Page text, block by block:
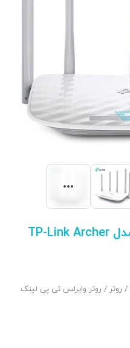
روتر وایرلس تی پی لینک مدل TP-Link Archer
/ روتر / روتر وایرلس تی پی لینک